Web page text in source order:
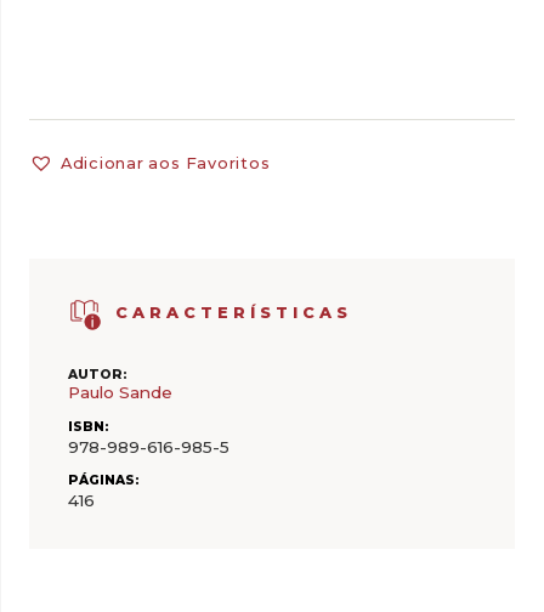
CARACTERÍSTICAS
AUTOR:
Paulo Sande
ISBN:
978-989-616-985-5
PÁGINAS:
416
Adicionar aos Favoritos